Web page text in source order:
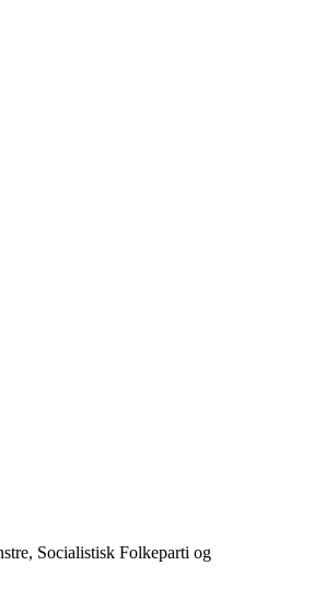
Socialistisk Folkeparti og